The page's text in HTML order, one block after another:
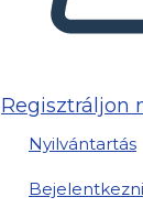
Regisztráljon
Nyilvántartás
Bejelentkezni